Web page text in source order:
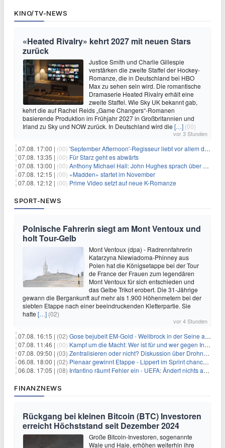
KINO/TV-NEWS
«Heated Rivalry» kehrt 2027 mit neuen Stars
zurück
Justice Smith und Charlie Gillespie
verstärken die zweite Staffel der Hockey-
Romanze, die in Deutschland bei HBO
Max zu sehen sein wird. Die romantische
Dramaserie Heated Rivalry erhält eine
zweite Staffel. Wie Sky UK bekannt gab,
kehrt die auf Rachel Reids „Game Changers“-Romanen
basierende Produktion im Frühjahr 2027 in Großbritannien und
Irland zu Sky und NOW zurück. In Deutschland wird die […] (00)
vor 3 Stunden
07.08. 17:00 | (00) 'September Afternoon'-Regisseur liebt vor allem die 'Banalität' in seinen Filmen
07.08. 13:35 | (00) Für Starz geht es abwärts
07.08. 13:00 | (00) Anthony Michael Hall: John Hughes sprach über eine Fortsetzung von 'The Breakfast Club'
07.08. 12:15 | (00) «Madden» startet im November
07.08. 12:12 | (00) Prime Video setzt auf neue K-Romanze
SPORT-NEWS
Polnische Fahrerin siegt am Mont Ventoux und
holt Tour-Gelb
Mont Ventoux (dpa) - Radrennfahrerin
Katarzyna Niewiadoma-Phinney aus
Polen hat die Königsetappe bei der Tour
de France der Frauen zum legendären
Mont Ventoux für sich entschieden und
das Gelbe Trikot erobert. Die 31-Jährige
gewann die Bergankunft auf mehr als 1.900 Höhenmetern bei der
siebten Etappe nach einer beeindruckenden Kletterpartie. Sie
hatte […] (02)
vor 4 Stunden
07.08. 16:15 | (02) Gose bejubelt EM-Gold - Wellbrock in der Seine ausgebremst
07.08. 11:46 | (00) Kampf um die Macht: Wer ist für und wer gegen Infantino?
07.08. 09:50 | (03) Zentralisieren oder nicht? Diskussion über Drohnenabwehr
06.08. 18:00 | (02) Pienaar gewinnt Etappe - Lippert im Sprint chancenlos
06.08. 17:05 | (08) Infantino räumt Fehler ein - UEFA: Ändert nichts an Boykott
FINANZNEWS
Rückgang bei kleinen Bitcoin (BTC) Investoren
erreicht Höchststand seit Dezember 2024
Große Bitcoin-Investoren, sogenannte
Wale und Haie, erhöhen weiterhin ihre